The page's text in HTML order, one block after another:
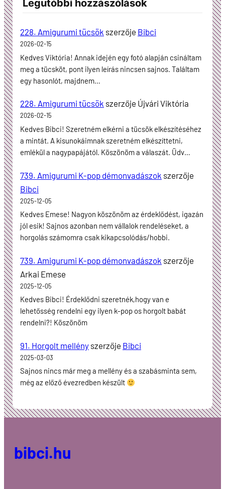
Legutóbbi hozzászólások
228. Amigurumi tücsök szerzője Bibci
2026-02-15
Kedves Viktória! Annak idején egy fotó alapján csináltam
meg a tücsköt, pont ilyen leírás nincsen sajnos. Találtam
egy hasonlót, majdnem…
228. Amigurumi tücsök szerzője Újvári Viktória
2026-02-15
Kedves Bibci! Szeretném elkérni a tücsök elkészítéséhez
a mintát. A kisunokáimnak szeretném elkészíttetni,
emlékül a nagypapájától. Köszönöm a válaszát. Üdv…
739. Amigurumi K-pop démonvadászok szerzője
Bibci
2025-12-05
Kedves Emese! Nagyon köszönöm az érdeklődést, igazán
jól esik! Sajnos azonban nem vállalok rendeléseket, a
horgolás számomra csak kikapcsolódás/hobbi.
739. Amigurumi K-pop démonvadászok szerzője
Arkai Emese
2025-12-05
Kedves Bibci! Érdeklődni szeretnék,hogy van e
lehetősség rendelni egy ilyen k-pop os horgolt babát
rendelni?! Köszönöm
91. Horgolt mellény szerzője Bibci
2025-03-03
Sajnos nincs már meg a mellény és a szabásminta sem,
még az előző évezredben készült
bibci.hu